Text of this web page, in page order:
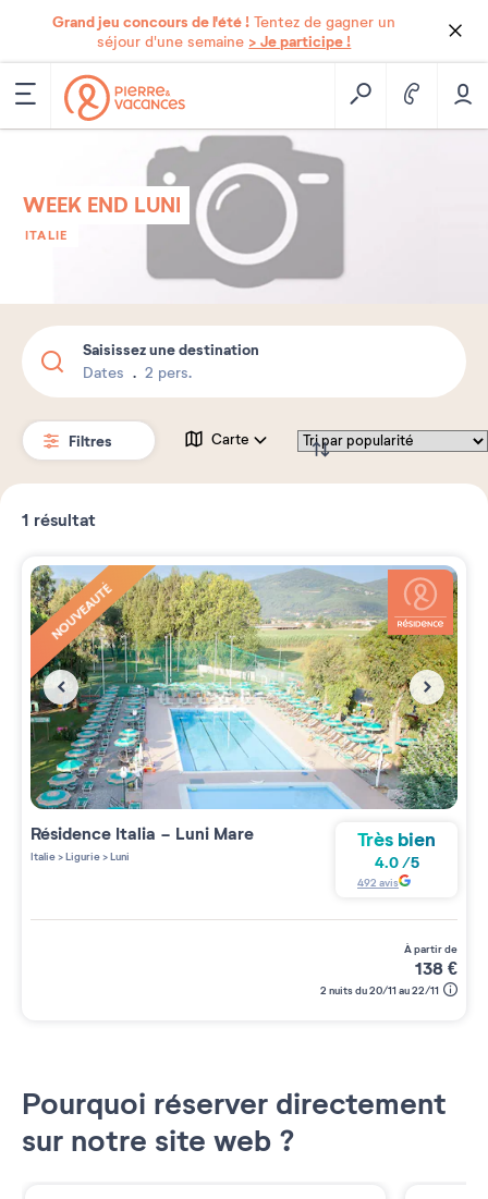
Grand jeu concours de l'été ! Tentez de gagner un
séjour d'une semaine > Je participe !
WEEK END LUNI
ITALIE
Saisissez une destination
Dates 2 pers.
Filtres Carte
1 résultat
NOUVEAUTÉ
Résidence Italia - Luni Mare
Italie>Ligurie>Luni
Très bien
4.0/5
492 avis
à partir de
138€
2 nuits du 20/11 au 22/11
Pourquoi réserver directement
sur notre site web ?